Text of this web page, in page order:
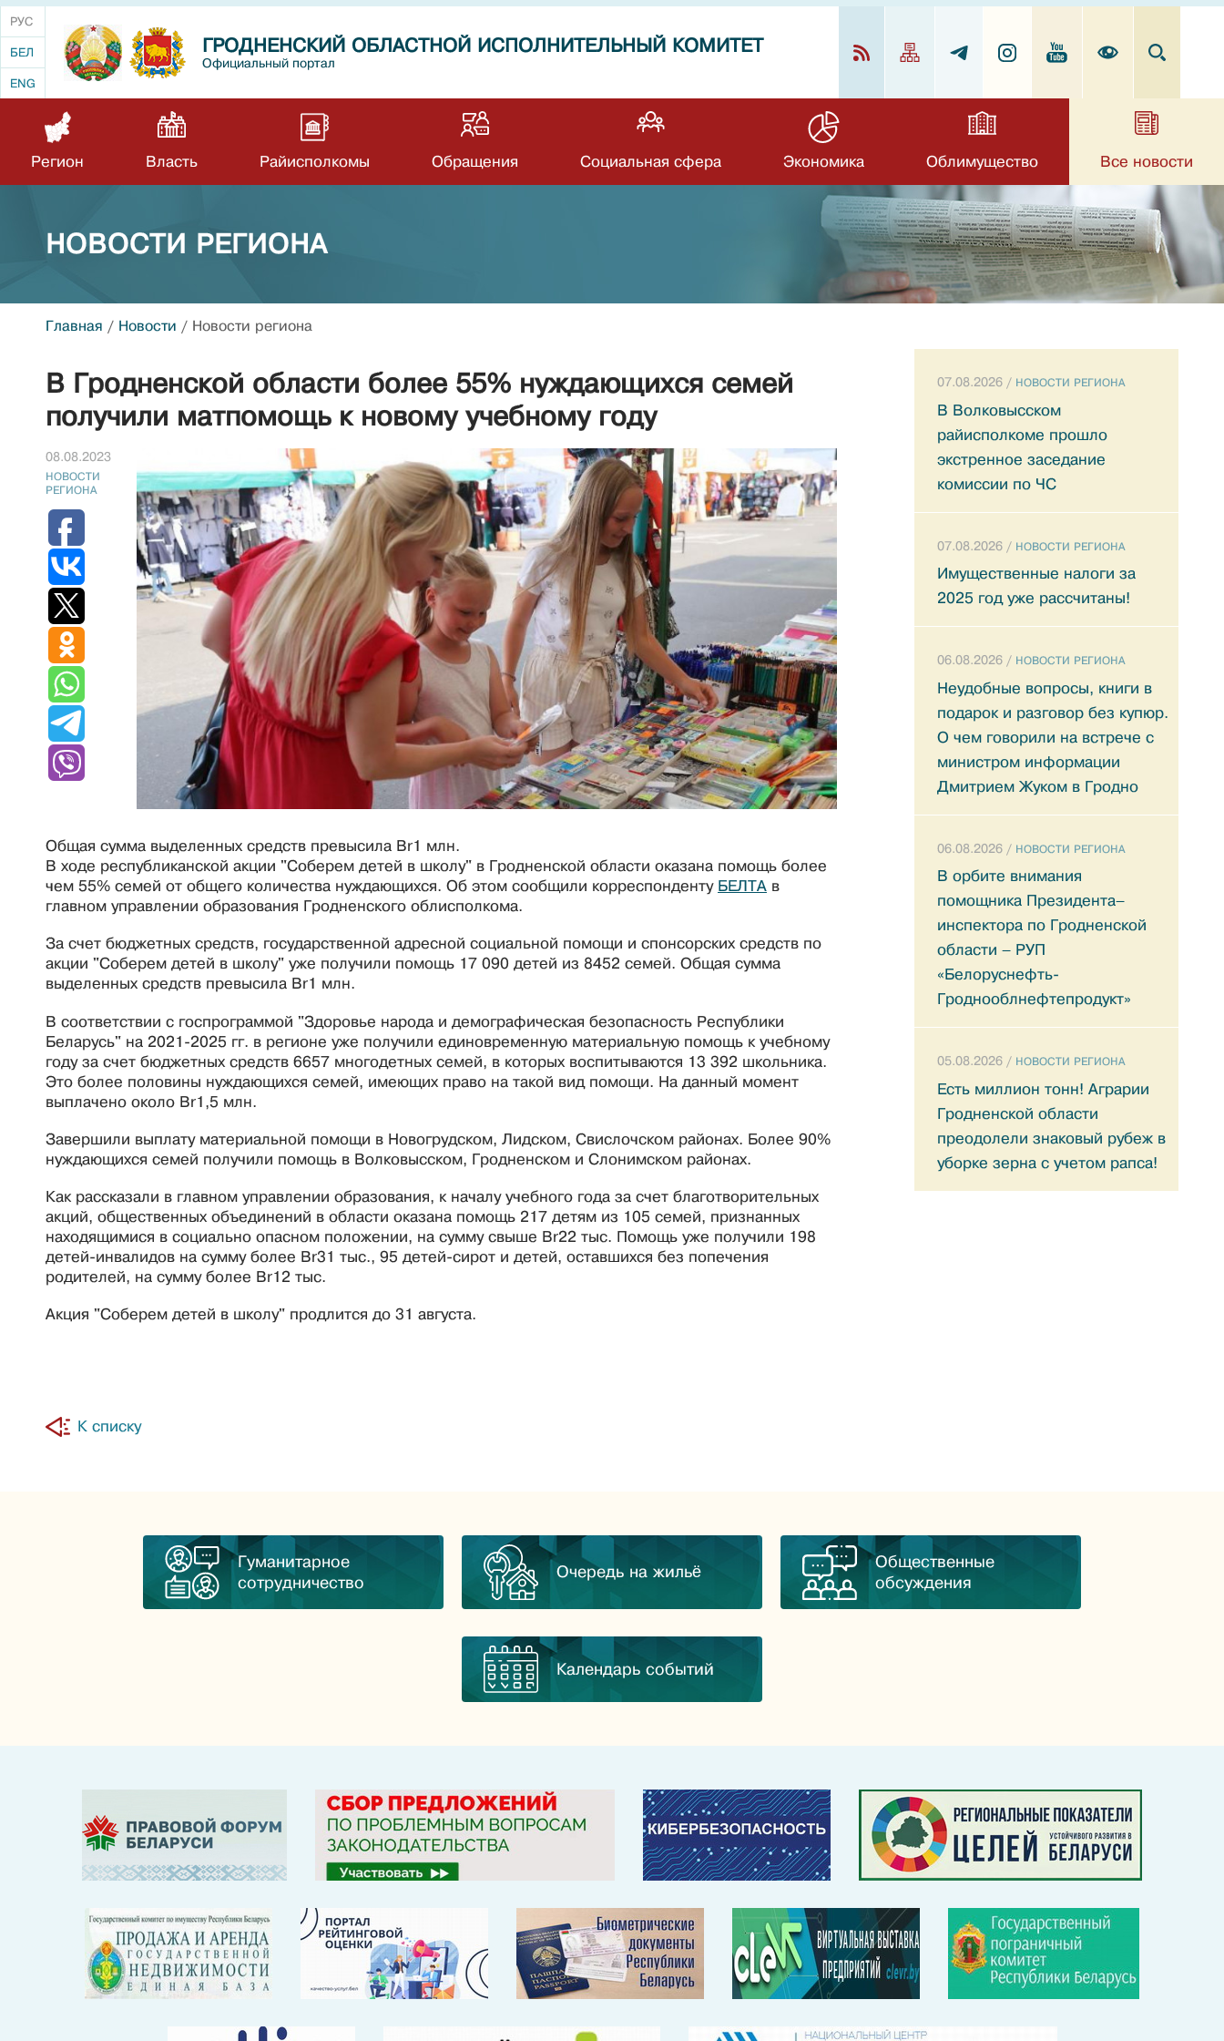
РУС
БЕЛ
ENG
ГРОДНЕНСКИЙ ОБЛАСТНОЙ ИСПОЛНИТЕЛЬНЫЙ КОМИТЕТ
Официальный портал
Регион Власть Райисполкомы Обращения Социальная сфера Экономика Облимущество Все новости
НОВОСТИ РЕГИОНА
Главная / Новости / Новости региона
В Гродненской области более 55% нуждающихся семей
получили матпомощь к новому учебному году
08.08.2023
НОВОСТИ
РЕГИОНА
Общая сумма выделенных средств превысила Br1 млн.
В ходе республиканской акции "Соберем детей в школу" в Гродненской области оказана помощь более
чем 55% семей от общего количества нуждающихся. Об этом сообщили корреспонденту БЕЛТА в
главном управлении образования Гродненского облисполкома.
За счет бюджетных средств, государственной адресной социальной помощи и спонсорских средств по
акции "Соберем детей в школу" уже получили помощь 17 090 детей из 8452 семей. Общая сумма
выделенных средств превысила Br1 млн.
В соответствии с госпрограммой "Здоровье народа и демографическая безопасность Республики
Беларусь" на 2021-2025 гг. в регионе уже получили единовременную материальную помощь к учебному
году за счет бюджетных средств 6657 многодетных семей, в которых воспитываются 13 392 школьника.
Это более половины нуждающихся семей, имеющих право на такой вид помощи. На данный момент
выплачено около Br1,5 млн.
Завершили выплату материальной помощи в Новогрудском, Лидском, Свислочском районах. Более 90%
нуждающихся семей получили помощь в Волковысском, Гродненском и Слонимском районах.
Как рассказали в главном управлении образования, к началу учебного года за счет благотворительных
акций, общественных объединений в области оказана помощь 217 детям из 105 семей, признанных
находящимися в социально опасном положении, на сумму свыше Br22 тыс. Помощь уже получили 198
детей-инвалидов на сумму более Br31 тыс., 95 детей-сирот и детей, оставшихся без попечения
родителей, на сумму более Br12 тыс.
Акция "Соберем детей в школу" продлится до 31 августа.
К списку
07.08.2026 / НОВОСТИ РЕГИОНА
В Волковысском
райисполкоме прошло
экстренное заседание
комиссии по ЧС
07.08.2026 / НОВОСТИ РЕГИОНА
Имущественные налоги за
2025 год уже рассчитаны!
06.08.2026 / НОВОСТИ РЕГИОНА
Неудобные вопросы, книги в
подарок и разговор без купюр.
О чем говорили на встрече с
министром информации
Дмитрием Жуком в Гродно
06.08.2026 / НОВОСТИ РЕГИОНА
В орбите внимания
помощника Президента–
инспектора по Гродненской
области – РУП
«Белоруснефть-
Гроднооблнефтепродукт»
05.08.2026 / НОВОСТИ РЕГИОНА
Есть миллион тонн! Аграрии
Гродненской области
преодолели знаковый рубеж в
уборке зерна с учетом рапса!
Гуманитарное
сотрудничество
Очередь на жильё
Общественные
обсуждения
Календарь событий